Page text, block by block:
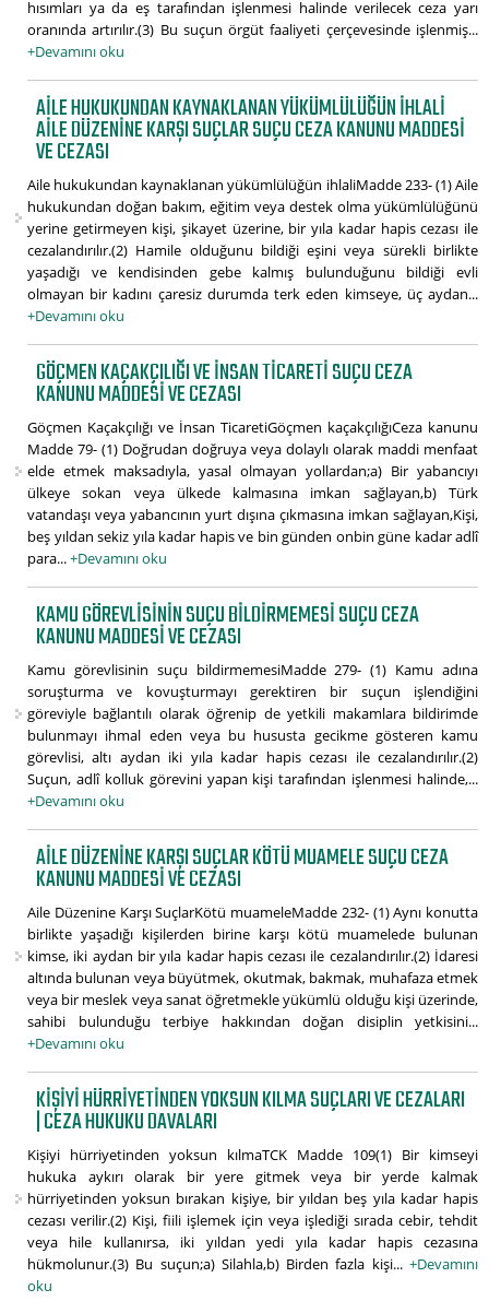
hısımları ya da eş tarafından işlenmesi halinde verilecek ceza yarı
oranında artırılır.(3) Bu suçun örgüt faaliyeti çerçevesinde işlenmiş...
+Devamını oku
AILE HUKUKUNDAN KAYNAKLANAN YÜKÜMLÜLÜĞÜN IHLALI
AILE DÜZENINE KARŞI SUÇLAR SUÇU CEZA KANUNU MADDESI
VE CEZASI
Aile hukukundan kaynaklanan yükümlülüğün ihlaliMadde 233- (1) Aile
hukukundan doğan bakım, eğitim veya destek olma yükümlülüğünü
yerine getirmeyen kişi, şikayet üzerine, bir yıla kadar hapis cezası ile
cezalandırılır.(2) Hamile olduğunu bildiği eşini veya sürekli birlikte
yaşadığı ve kendisinden gebe kalmış bulunduğunu bildiği evli
olmayan bir kadını çaresiz durumda terk eden kimseye, üç aydan...
+Devamını oku
GÖÇMEN KAÇAKÇILIĞI VE İNSAN TICARETI SUÇU CEZA
KANUNU MADDESI VE CEZASI
Göçmen Kaçakçılığı ve İnsan TicaretiGöçmen kaçakçılığıCeza kanunu
Madde 79- (1) Doğrudan doğruya veya dolaylı olarak maddi menfaat
elde etmek maksadıyla, yasal olmayan yollardan;a) Bir yabancıyı
ülkeye sokan veya ülkede kalmasına imkan sağlayan,b) Türk
vatandaşı veya yabancının yurt dışına çıkmasına imkan sağlayan,Kişi,
beş yıldan sekiz yıla kadar hapis ve bin günden onbin güne kadar adlî
para...+Devamını oku
KAMU GÖREVLISININ SUÇU BILDIRMEMESI SUÇU CEZA
KANUNU MADDESI VE CEZASI
Kamu görevlisinin suçu bildirmemesiMadde 279- (1) Kamu adına
soruşturma ve kovuşturmayı gerektiren bir suçun işlendiğini
göreviyle bağlantılı olarak öğrenip de yetkili makamlara bildirimde
bulunmayı ihmal eden veya bu hususta gecikme gösteren kamu
görevlisi, altı aydan iki yıla kadar hapis cezası ile cezalandırılır.(2)
Suçun, adlî kolluk görevini yapan kişi tarafından işlenmesi halinde,...
+Devamını oku
AILE DÜZENINE KARŞI SUÇLAR KÖTÜ MUAMELE SUÇU CEZA
KANUNU MADDESI VE CEZASI
Aile Düzenine Karşı SuçlarKötü muameleMadde 232- (1) Aynı konutta
birlikte yaşadığı kişilerden birine karşı kötü muamelede bulunan
kimse, iki aydan bir yıla kadar hapis cezası ile cezalandırılır.(2) İdaresi
altında bulunan veya büyütmek, okutmak, bakmak, muhafaza etmek
veya bir meslek veya sanat öğretmekle yükümlü olduğu kişi üzerinde,
sahibi bulunduğu terbiye hakkından doğan disiplin yetkisini...
+Devamını oku
KIŞIYI HÜRRIYETINDEN YOKSUN KILMA SUÇLARI VE CEZALARI
| CEZA HUKUKU DAVALARI
Kişiyi hürriyetinden yoksun kılmaTCK Madde 109(1) Bir kimseyi
hukuka aykırı olarak bir yere gitmek veya bir yerde kalmak
hürriyetinden yoksun bırakan kişiye, bir yıldan beş yıla kadar hapis
cezası verilir.(2) Kişi, fiili işlemek için veya işlediği sırada cebir, tehdit
veya hile kullanırsa, iki yıldan yedi yıla kadar hapis cezasına
hükmolunur.(3) Bu suçun;a) Silahla,b) Birden fazla kişi... +Devamını
oku